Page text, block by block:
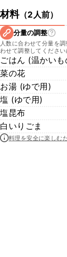
材料（2人前）
分量の調整
人数に合わせて分量を
わせて調整してください
ごはん (温かいも
菜の花
お湯 (ゆで用)
塩 (ゆで用)
塩昆布
白いりごま
料理を安全に楽しむ